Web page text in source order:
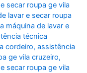
secar roupa ge vila
lavar e secar roupa
máquina de lavar e
técnica
cordeiro,assistência
ge vila cruzeiro,
secar roupa ge vila